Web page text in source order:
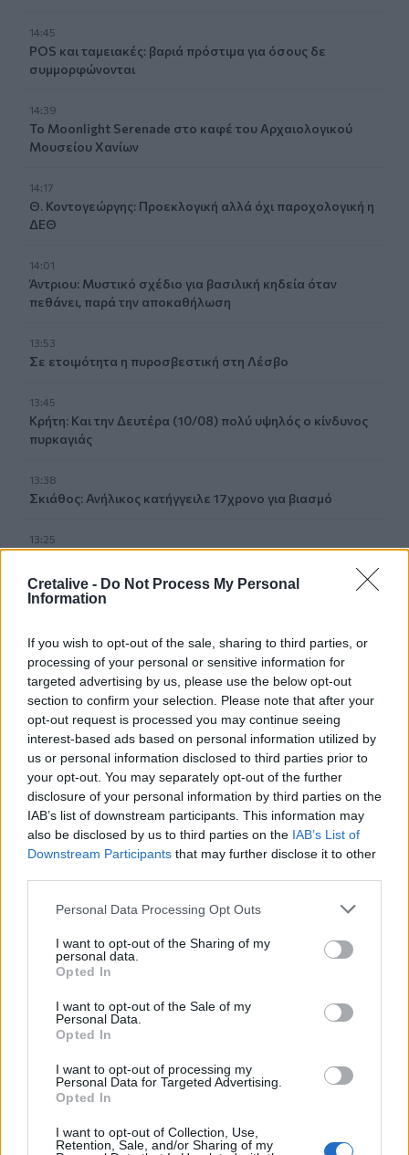
Cretalive - Do Not Process My Personal
Information
If you wish to opt-out of the sale, sharing to third parties, or
processing of your personal or sensitive information for
targeted advertising by us, please use the below opt-out
section to confirm your selection. Please note that after your
opt-out request is processed you may continue seeing
interest-based ads based on personal information utilized by
us or personal information disclosed to third parties prior to
your opt-out. You may separately opt-out of the further
disclosure of your personal information by third parties on the
IAB’s list of downstream participants. This information may
also be disclosed by us to third parties on the IAB’s List of
Downstream Participants that may further disclose it to other
Personal Data Processing Opt Outs
I want to opt-out of the Sharing of my
personal data.
Opted In
I want to opt-out of the Sale of my
Personal Data.
Opted In
I want to opt-out of processing my
Personal Data for Targeted Advertising.
Opted In
I want to opt-out of Collection, Use,
Retention, Sale, and/or Sharing of my
14:45
POS και ταμειακές: βαριά πρόστιμα για όσους δε
συμμορφώνονται
14:39
To Moonlight Serenade στο καφέ του Αρχαιολογικού
Μουσείου Χανίων
14:17
Θ. Κοντογεώργης: Προεκλογική αλλά όχι παροχολογική η
ΔΕΘ
14:01
Άντριου: Μυστικό σχέδιο για βασιλική κηδεία όταν
πεθάνει, παρά την αποκαθήλωση
13:53
Σε ετοιμότητα η πυροσβεστική στη Λέσβο
13:45
Κρήτη: Και την Δευτέρα (10/08) πολύ υψηλός ο κίνδυνος
πυρκαγιάς
13:38
Σκιάθος: Ανήλικος κατήγγειλε 17χρονο για βιασμό
13:25
κατακλύσει τα Social Media
Λουτράκι: Νεκρός δίπλα σε κάδο σκουπιδιών
εντοπίστηκε ηλικιωμένος
13:08
«Χρυσές» διακοπές στην Ελλάδα: Το προφίλ των
τουριστών και οι βίλες των 168.000€ την εβδομάδα
Ισπανία: Οι αρμόδιες αρχές έλεγξαν περίπου 200 αφίξεις
ταξιδιωτών από την Ιταλία
12:54
"κόκκινος" συναγερμός
Άρτα: Απολογούνται ο διευθυντής και ο τεχνικός
ασφαλείας του ΔΕΔΔΗΕ
Τουρνάς: Σε επιφυλακή ο κρατικός μηχανισμός
Μήλος: Ελικόπτερο… προσγειώθηκε στο Σαρακήνικο για
να κάνουν μπάνιο οι επιβάτες του - Δείτε βίντεο